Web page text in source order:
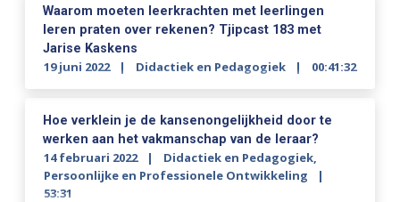
Waarom moeten leerkrachten met leerlingen
leren praten over rekenen? Tjipcast 183 met
Jarise Kaskens
19 juni 2022 Didactiek en Pedagogiek 00:41:32
Hoe verklein je de kansenongelijkheid door te
werken aan het vakmanschap van de leraar?
14 februari 2022 Didactiek en Pedagogiek,
Persoonlijke en Professionele Ontwikkeling
53:31